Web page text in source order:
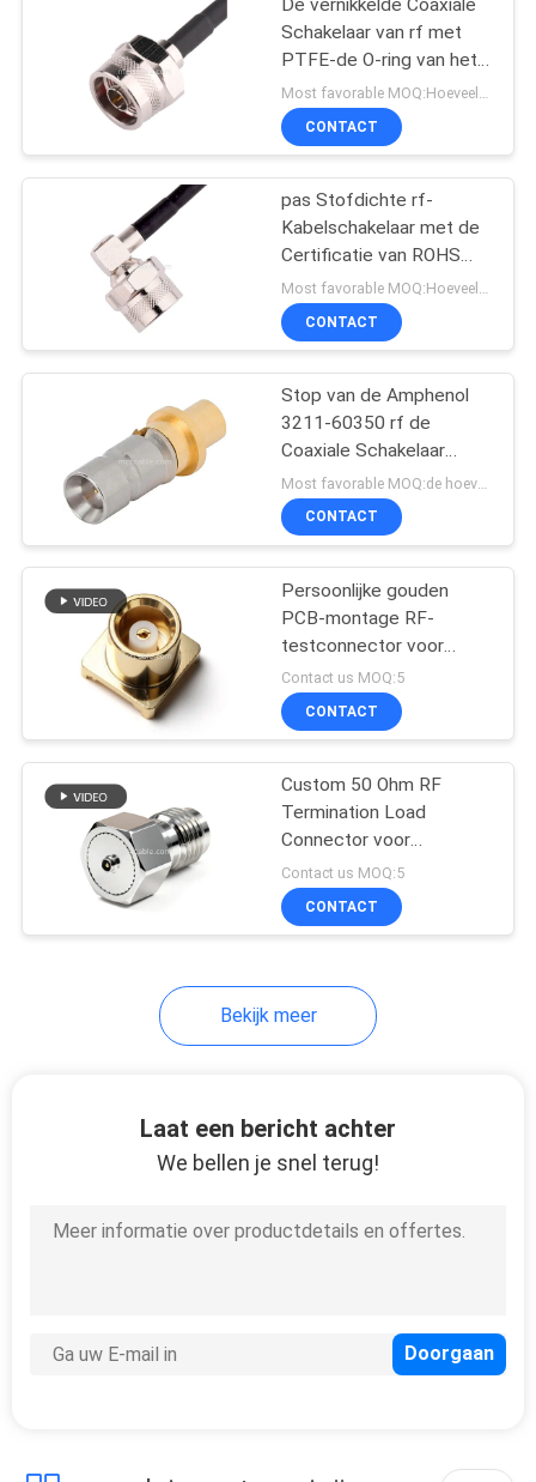
PRIVACYBELEID
Kabels
De uitrusting van de
douanedraad
165
JST-Draaduitrusting
molex
kabelassemblage
De Uitbreidingskabel
snelheidsusb
FPC
De vernikkelde Coaxiale
Schakelaar van rf met
PTFE-de O-ring van het
Isolatiesilicium
CONTACT
pas Stofdichte rf-
Kabelschakelaar met de
Certificatie van ROHS
aan ISO9001
CONTACT
Stop van de Amphenol
3211-60350 rf de
Coaxiale Schakelaar
SMPM ST in type
CONTACT
Persoonlijke gouden
PCB-montage RF-
testconnector voor
draadloze
communicatiesystemen
Contact us MOQ:5
CONTACT
Custom 50 Ohm RF
Termination Load
Connector voor
draadloze
communicatiesystemen
Contact us MOQ:5
CONTACT
Bekijk meer
Laat een bericht achter
We bellen je snel terug!